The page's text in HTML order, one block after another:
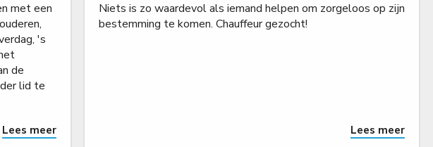
met een
's
de
lid te
Lees meer
Niets is zo waardevol als iemand helpen om zorgeloos op zijn
bestemming te komen. Chauffeur gezocht!
Lees meer